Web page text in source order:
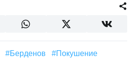
#Берденов #покушение